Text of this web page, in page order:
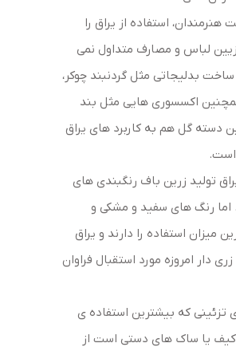
هنرمندان، استفاده از یراق را
لباس و مصارف متداول نمی
بدلیجاتی مثل گردنبند چوکر،
اکسسوری هایی مثل بند
دسته گل هم به کاربرد های یراق
یراق تولید زرین باف رنگبندی های
اما رنگ های سفید و مشکی و
میزان استفاده را دارند و یراق
دار امروزه مورد استقبال فراوان
تزئینی که بیشترین استفاده ی
کیف یا ساک های دستی است از